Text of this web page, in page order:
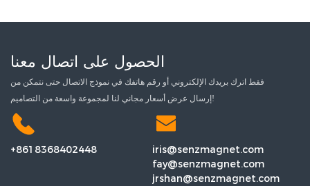
الحصول على اتصال معنا
فقط اترك بريدك الإلكتروني أو رقم هاتفك في نموذج الاتصال حتى نتمكن من
إرسال عرض أسعار مجاني لنا لمجموعة واسعة من التصاميم!
+8618368402448
iris@senzmagnet.com
fay@senzmagnet.com
jrshan@senzmagnet.com